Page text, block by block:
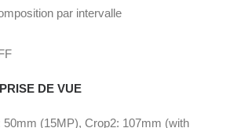
par intervalle
DE VUE
50mm (15MP), Crop2: 107mm (with